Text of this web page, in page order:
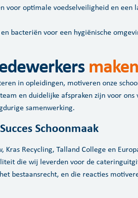
voor optimale voedselveiligheid en een
bacteriën voor een hygiënische
in opleidingen, motiveren onze
en duidelijke afspraken zijn voor
samenwerking.
Schoonmaak
Kras Recycling, Talland College en
die wij leverden voor de
bestaansrecht, en die reacties